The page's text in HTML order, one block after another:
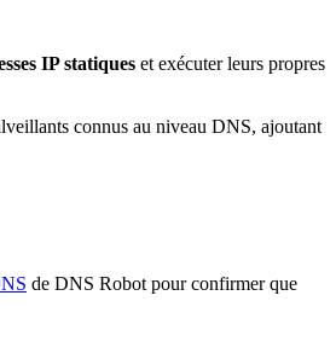
IP statiques et exécuter leurs propres
connus au niveau DNS, ajoutant
de DNS Robot pour confirmer que